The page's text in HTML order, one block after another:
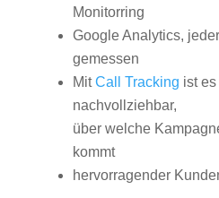
Monitorring
Google Analytics,
gemessen
MitCall Tracking ist
nachvollziehbar,
über welche
kommt
hervorragender